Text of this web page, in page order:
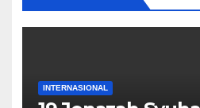
INTERNASIONAL